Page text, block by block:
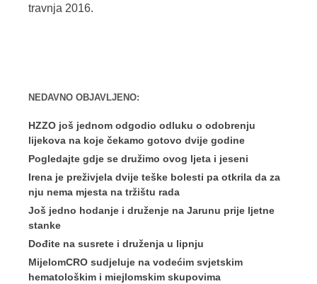
travnja 2016.
NEDAVNO OBJAVLJENO:
HZZO još jednom odgodio odluku o odobrenju
lijekova na koje čekamo gotovo dvije godine
Pogledajte gdje se družimo ovog ljeta i jeseni
Irena je preživjela dvije teške bolesti pa otkrila da za
nju nema mjesta na tržištu rada
Još jedno hodanje i druženje na Jarunu prije ljetne
stanke
Dođite na susrete i druženja u lipnju
MijelomCRO sudjeluje na vodećim svjetskim
hematološkim i miejlomskim skupovima